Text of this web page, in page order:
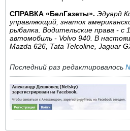
СПРАВКА «БелГазеты». Эдуард
управляющий, знаток
рыбалка. Водительские права - с
автомобиль - Volvo 940. В
Mazda 626, Tata Telсoline, Jaguar
Последний раз редактировалось